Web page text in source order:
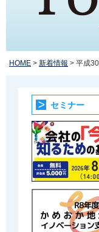
HOME > 新着情報 > 平成
セミナー